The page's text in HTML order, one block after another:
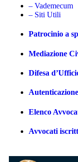
– Vademecum
– Siti Utili
Patrocinio a
Mediazione
Difesa
Elenco
Avvocati